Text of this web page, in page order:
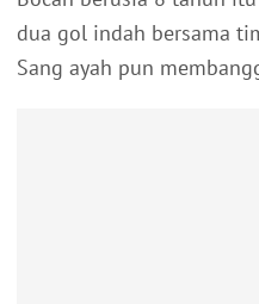
dua gol indah bersama
Sang ayah pun